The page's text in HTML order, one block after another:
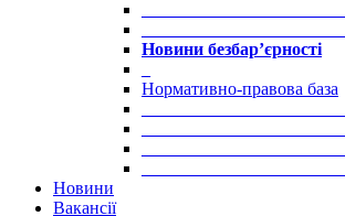
Новини безбар’єрності
Нормативно-правова база
Новини
Вакансії